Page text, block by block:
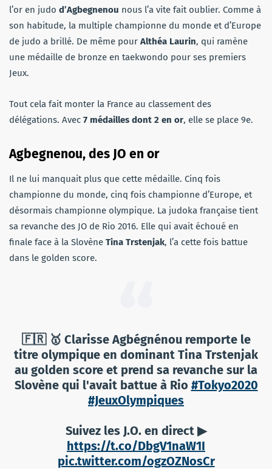
l’or en judo d’Agbegnenou nous l’a vite fait oublier. Comme à
son habitude, la multiple championne du monde et d’Europe
de judo a brillé. De même pour Althéa Laurin, qui ramène
une médaille de bronze en taekwondo pour ses premiers
Jeux.
Tout cela fait monter la France au classement des
délégations. Avec 7 médailles dont 2 en or, elle se place 9e.
Agbegnenou, des JO en or
Il ne lui manquait plus que cette médaille. Cinq fois
championne du monde, cinq fois championne d’Europe, et
désormais championne olympique. La judoka française tient
sa revanche des JO de Rio 2016. Elle qui avait échoué en
finale face à la Slovène Tina Trstenjak, l’a cette fois battue
dans le golden score.
🇫🇷 🥇 Clarisse Agbégnénou remporte le
titre olympique en dominant Tina Trstenjak
au golden score et prend sa revanche sur la
Slovène qui l'avait battue à Rio #Tokyo2020
#JeuxOlympiques
Suivez les J.O. en direct ▶
https://t.co/DbgV1naW1I
pic.twitter.com/ogzOZNosCr